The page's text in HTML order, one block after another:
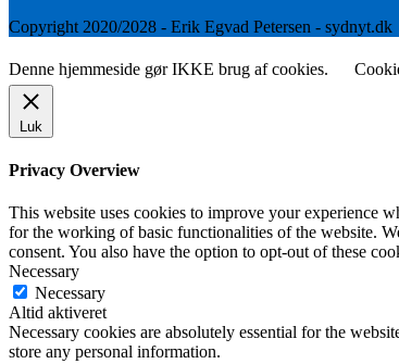
Copyright 2020/2028 - Erik Egvad Petersen - sydnyt.dk
Denne hjemmeside gør IKKE brug af cookies.
Luk
Privacy Overview
This website uses cookies to improve your experience
for the working of basic functionalities of the website.
consent. You also have the option to opt-out of these
Necessary
Necessary
Altid aktiveret
Necessary cookies are absolutely essential for the
store any personal information.